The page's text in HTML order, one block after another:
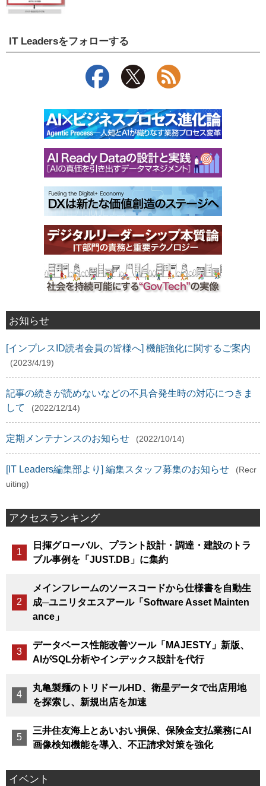
IT Leadersをフォローする
お知らせ
[インプレスID読者会員の皆様へ] 機能強化に関するご案内
(2023/4/19)
記事の続きが読めないなどの不具合発生時の対応につきま
して
(2022/12/14)
定期メンテナンスのお知らせ (2022/10/14)
[IT Leaders編集部より] 編集スタッフ募集のお知らせ
(Recr
uiting)
アクセスランキング
日揮グローバル、プラント設計・調達・建設のトラ
ブル事例を「JUST.DB」に集約
メインフレームのソースコードから仕様書を自動生
成─ユニリタエスアール「Software Asset Mainten
ance」
データベース性能改善ツール「MAJESTY」新版、
AIがSQL分析やインデックス設計を代行
丸亀製麺のトリドールHD、衛星データで出店用地
を探索し、新規出店を加速
三井住友海上とあいおい損保、保険金支払業務にAI
画像検知機能を導入、不正請求対策を強化
イベント